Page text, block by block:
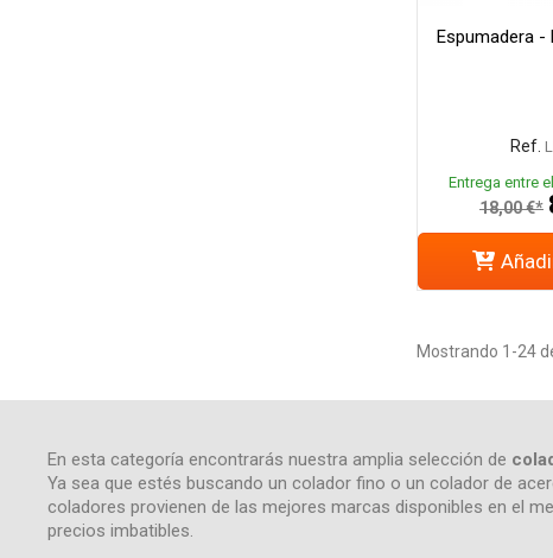
Espumadera -
Ref.
Entrega entre
18,00 €*
Mostrando 1-24
En esta categoría encontrarás nuestra amplia selección de
Ya sea que estés buscando un colador fino o un colador de
coladores provienen de las mejores marcas disponibles en el
precios imbatibles.